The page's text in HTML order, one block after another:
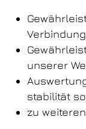
unserer
stabilität
zu